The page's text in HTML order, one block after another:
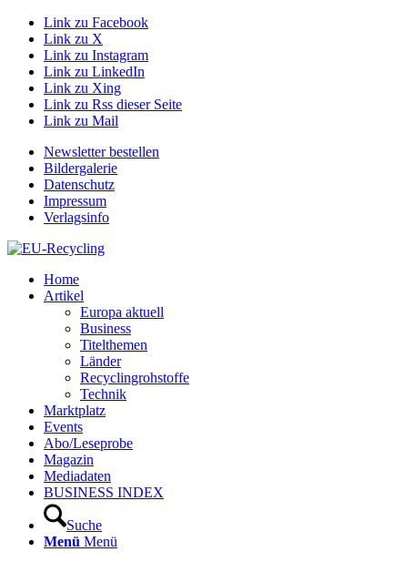
Link zu Facebook
Link zu X
Link zu Instagram
Link zu LinkedIn
Link zu Xing
Link zu Rss dieser Seite
Link zu Mail
Newsletter bestellen
Bildergalerie
Datenschutz
Impressum
Verlagsinfo
Home
Artikel
Europa aktuell
Business
Titelthemen
Länder
Recyclingrohstoffe
Technik
Marktplatz
Events
Abo/Leseprobe
Magazin
Mediadaten
BUSINESS INDEX
Suche
Menü Menü